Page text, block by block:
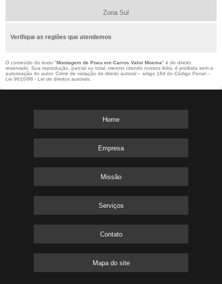
Zona Sul
Verifique as regiões que atendemos
O conteúdo do texto " Montagem de Pneu em Carros Valor Moema" é de direito
reservado. Sua reprodução, parcial ou total, mesmo citando nossos links, é proibida sem a
autorização do autor. Crime de violação de direito autoral – artigo 184 do Código Penal –
Lei 9610/98 - Lei de direitos autorais.
Home
Empresa
Missão
Serviços
Contato
Mapa do site